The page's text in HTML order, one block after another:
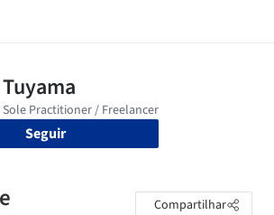
Seguir
Compartilhar